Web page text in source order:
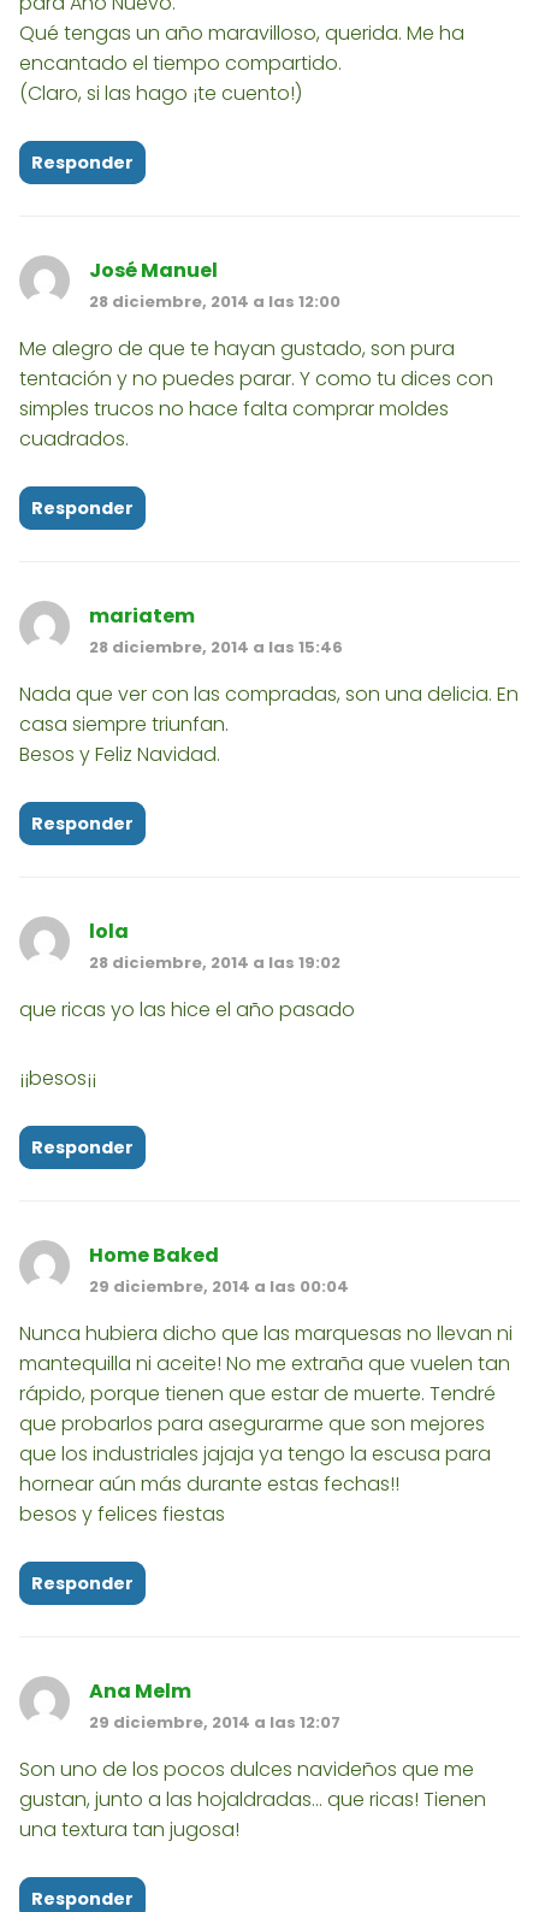
Qué tengas un año maravilloso, querida. Me ha
encantado el tiempo compartido.
(Claro, si las hago ¡te cuento!)
Responder
José Manuel
28 diciembre, 2014 a las 12:00
Me alegro de que te hayan gustado, son pura
tentación y no puedes parar. Y como tu dices con
simples trucos no hace falta comprar moldes
cuadrados.
Responder
mariatem
28 diciembre, 2014 a las 15:46
Nada que ver con las compradas, son una delicia. En
casa siempre triunfan.
Besos y Feliz Navidad.
Responder
lola
28 diciembre, 2014 a las 19:02
que ricas yo las hice el año pasado
¡¡besos¡¡
Responder
Home Baked
29 diciembre, 2014 a las 00:04
Nunca hubiera dicho que las marquesas no llevan ni
mantequilla ni aceite! No me extraña que vuelen tan
rápido, porque tienen que estar de muerte. Tendré
que probarlos para asegurarme que son mejores
que los industriales jajaja ya tengo la escusa para
hornear aún más durante estas fechas!!
besos y felices fiestas
Responder
Ana Melm
29 diciembre, 2014 a las 12:07
Son uno de los pocos dulces navideños que me
gustan, junto a las hojaldradas... que ricas! Tienen
una textura tan jugosa!
Responder